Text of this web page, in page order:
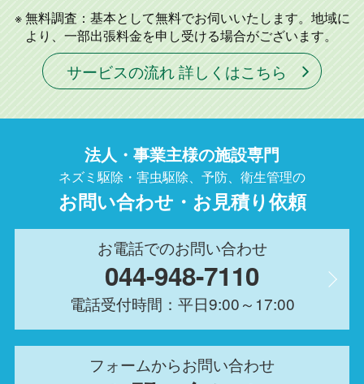
無料調査：基本として無料でお伺いいたします。地域に
より、一部出張料金を申し受ける場合がございます。
サービスの流れ 詳しくはこちら
法人・事業主様の施設専門
ネズミ駆除・害虫駆除、予防、衛生管理の
お問い合わせ・お見積り依頼
お電話でのお問い合わせ
044-948-7110
電話受付時間：平日9:00～17:00
フォームからお問い合わせ